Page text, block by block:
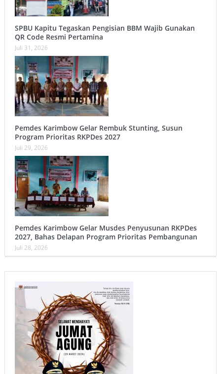
SPBU Kapitu Tegaskan Pengisian BBM Wajib Gunakan
QR Code Resmi Pertamina
Juli 31, 2026
Pemdes Karimbow Gelar Rembuk Stunting, Susun
Program Prioritas RKPDes 2027
Juli 29, 2026
Pemdes Karimbow Gelar Musdes Penyusunan RKPDes
2027, Bahas Delapan Program Prioritas Pembangunan
Juli 28, 2026